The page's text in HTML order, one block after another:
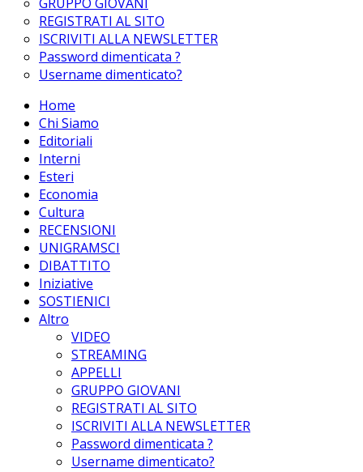
GRUPPO GIOVANI
REGISTRATI AL SITO
ISCRIVITI ALLA NEWSLETTER
Password dimenticata ?
Username dimenticato?
Home
Chi Siamo
Editoriali
Interni
Esteri
Economia
Cultura
RECENSIONI
UNIGRAMSCI
DIBATTITO
Iniziative
SOSTIENICI
Altro
VIDEO
STREAMING
APPELLI
GRUPPO GIOVANI
REGISTRATI AL SITO
ISCRIVITI ALLA NEWSLETTER
Password dimenticata ?
Username dimenticato?